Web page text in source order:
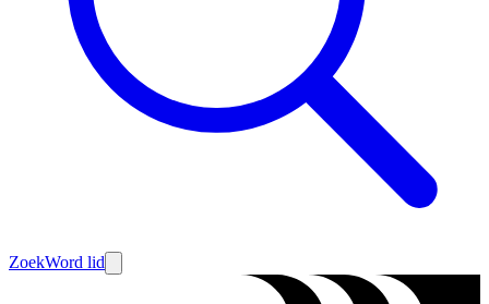
ZoekWord lid